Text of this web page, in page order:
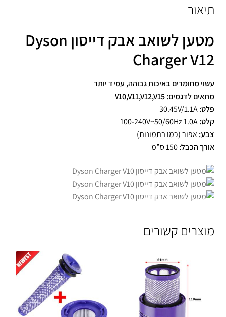
תיאור
מטען לשואב אבק דייסון Dyson
Charger V12
עשוי מחומרים באיכות גבוהה, עמיד יותר
מתאים לדגמים: V10,V11,V12,V15
פלט:
קלט:
צבע:אפור (כמו בתמונות)
אורך הכבל:
מוצרים קשורים